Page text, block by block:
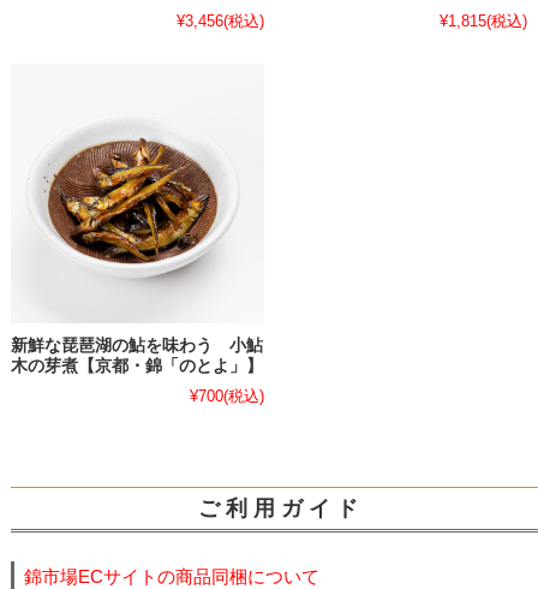
¥3,456(税込)
¥1,815(税込)
新鮮な琵琶湖の鮎を味わう 小鮎
木の芽煮【京都・錦「のとよ」】
¥700(税込)
ご 利 用 ガ イ ド
錦市場ECサイトの商品同梱について